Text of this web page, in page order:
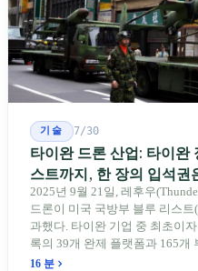
기술 7/30
타이완 드론 산업: 타이완
스트까지, 한 장의 입석
에게
2025년 9월 21일, 레후우
드론이 미국 국방부 블루 리스트
과했다. 타이완 기업 중 최초이
록의 39개 완제 플랫폼과 165개
과하다. 2026년 4월, 미국 양당
16 분